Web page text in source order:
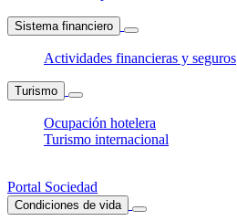
Sistema financiero
Actividades financieras y seguros
Turismo
Ocupación hotelera
Turismo internacional
Portal Sociedad
Condiciones de vida